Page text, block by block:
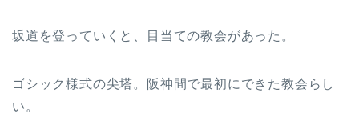
坂道を登っていくと、目当ての教会があった。
ゴシック様式の尖塔。阪神間で最初にできた教会らし
い。